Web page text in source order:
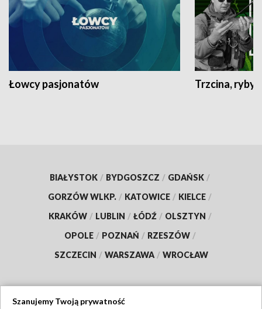
Łowcy pasjonatów Trzcina, ryby
BIAŁYSTOK / BYDGOSZCZ / GDAŃSK /
GORZÓW WLKP. / KATOWICE / KIELCE /
KRAKÓW / LUBLIN / ŁÓDŹ / OLSZTYN /
OPOLE / POZNAŃ / RZESZÓW /
SZCZECIN / WARSZAWA / WROCŁAW
Szanujemy Twoją prywatność